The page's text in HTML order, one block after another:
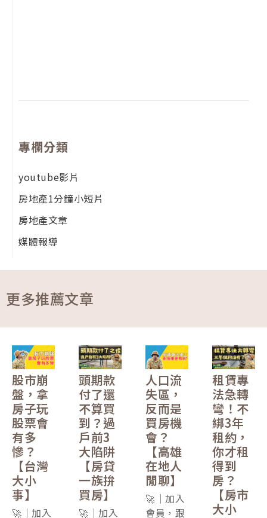
專欄分類
youtube影片
房地產1分鐘小短片
房地產文章
媒體報導
更多推薦文章
股市崩
盤，拿
房子玩
股票會
有多
慘？
【台灣
大小
事】
🚀｜加入
頭期款
付了還
不算買
到？過
戶前3
大陷阱
【房貸
一族拚
買房】
🚀｜加入
人口流
失區，
反而是
買房機
會？
【高雄
在地人
閒聊】
🚀｜加入
會員，跟
租賃專
法急轉
彎！不
綁3年
租約，
你才租
得到
房？
【房市
大小